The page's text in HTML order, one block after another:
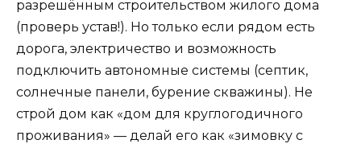
разрешённым строительством жилого дома
(проверь устав!). Но только если рядом есть
дорога, электричество и возможность
подключить автономные системы (септик,
солнечные панели, бурение скважины). Не
строй дом как «дом для круглогодичного
проживания» — делай его как «зимовку с